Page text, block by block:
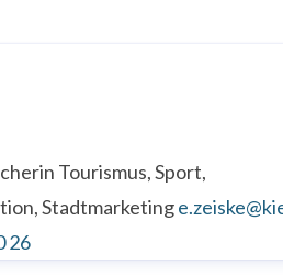
Tourismus, Sport,
Stadtmarketing
26